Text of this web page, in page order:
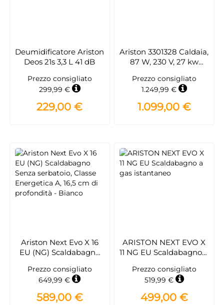
Deumidificatore Ariston
Deos 21s 3,3 L 41 dB
Prezzo consigliato
299,99 €
229,00 €
Ariston 3301328 Caldaia,
87 W, 230 V, 27 kw
Prezzo consigliato
1.249,99 €
1.099,00 €
Ariston Next Evo X 16
EU (NG) Scaldabagno
Energetica A, 16,5 cm di
profondità - Bianco
Prezzo consigliato
649,99 €
589,00 €
ARISTON NEXT EVO X
11 NG EU Scaldabagno a
Prezzo consigliato
519,99 €
499,00 €